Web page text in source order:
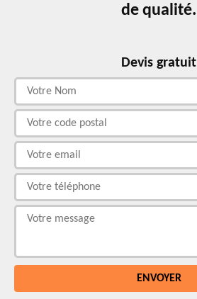
de qualité.
Devis gratuit